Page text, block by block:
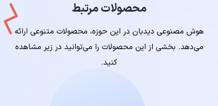
محصولات مرتبط
هوش مصنوعی دیدبان در این حوزه، محصولات متنوعی ارائه
می‌دهد. بخشی از این محصولات را می‌توانید در زیر مشاهده
کنید.